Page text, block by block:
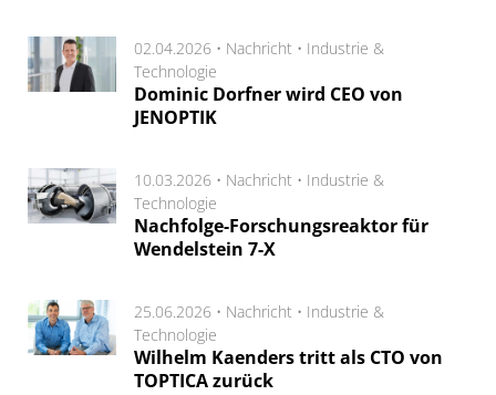
02.04.2026 • Nachricht • Industrie &
Technologie
Dominic Dorfner wird CEO von
JENOPTIK
10.03.2026 • Nachricht • Industrie &
Technologie
Nachfolge-Forschungsreaktor für
Wendelstein 7-X
25.06.2026 • Nachricht • Industrie &
Technologie
Wilhelm Kaenders tritt als CTO von
TOPTICA zurück